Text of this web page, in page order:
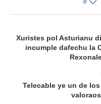
Xuristes pol Asturianu
incumple dafechu la
Telecable ye un de